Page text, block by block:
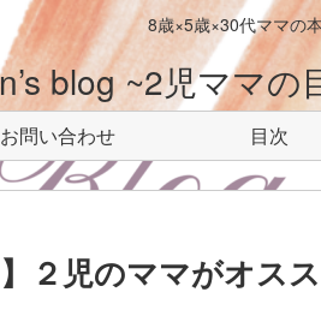
8歳×5歳×30代ママの
blog ~2児ママ
お問い合わせ 目次
２児のママがオス